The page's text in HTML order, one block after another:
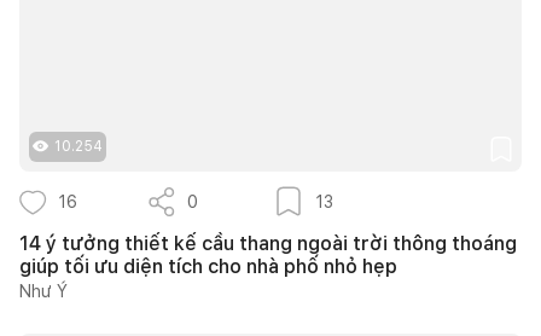
10.254
16 0 13
14 ý tưởng thiết kế cầu thang ngoài trời thông thoáng
giúp tối ưu diện tích cho nhà phố nhỏ hẹp
Như Ý